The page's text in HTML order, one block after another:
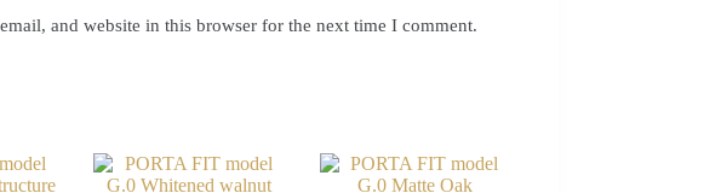
and website in this browser for the next time I comment.